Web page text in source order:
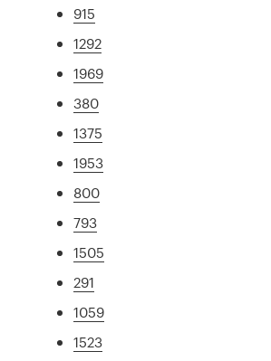
915
1292
1969
380
1375
1953
800
793
1505
291
1059
1523